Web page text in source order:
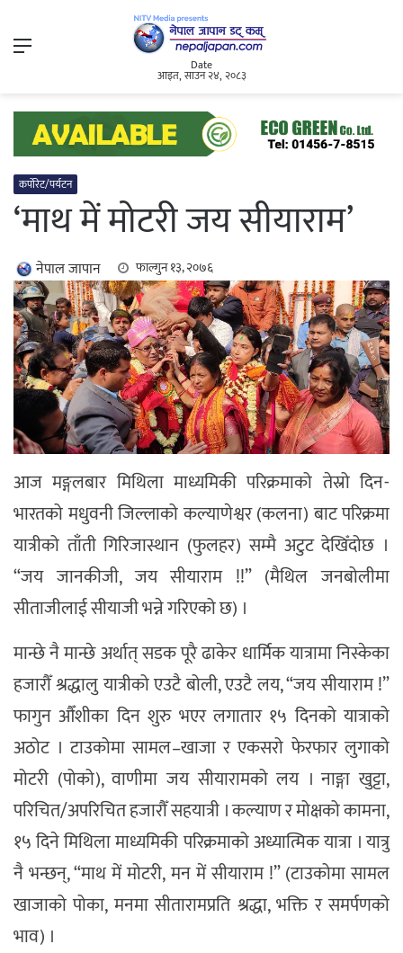
Menu
Date
आइत, साउन २४, २०८३
कर्पोरेट/पर्यटन
‘माथ में मोटरी जय सीयाराम’
नेपाल जापान फाल्गुन १३, २०७६
आज मङ्गलबार मिथिला माध्यमिकी परिक्रमाको तेस्रो दिन-
भारतको मधुवनी जिल्लाको कल्याणेश्वर (कलना) बाट परिक्रमा
यात्रीको ताँती गिरिजास्थान (फुलहर) सम्मै अटुट देखिँदोछ ।
“जय जानकीजी, जय सीयाराम !!” (मैथिल जनबोलीमा
सीताजीलाई सीयाजी भन्ने गरिएको छ) ।
मान्छे नै मान्छे अर्थात् सडक पूरै ढाकेर धार्मिक यात्रामा निस्केका
हजारौँ श्रद्धालु यात्रीको एउटै बोली, एउटै लय, “जय सीयाराम !”
फागुन औँशीका दिन शुरु भएर लगातार १५ दिनको यात्राको
अठोट । टाउकोमा सामल–खाजा र एकसरो फेरफार लुगाको
मोटरी (पोको), वाणीमा जय सीयारामको लय । नाङ्गा खुट्टा,
परिचित/अपरिचित हजारौँ सहयात्री । कल्याण र मोक्षको कामना,
१५ दिने मिथिला माध्यमिकी परिक्रमाको अध्यात्मिक यात्रा । यात्रु
नै भन्छन्, “माथ में मोटरी, मन में सीयाराम !” (टाउकोमा सामल
खाजाको पोका, मनमा सीतारामप्रति श्रद्धा, भक्ति र समर्पणको
भाव) ।